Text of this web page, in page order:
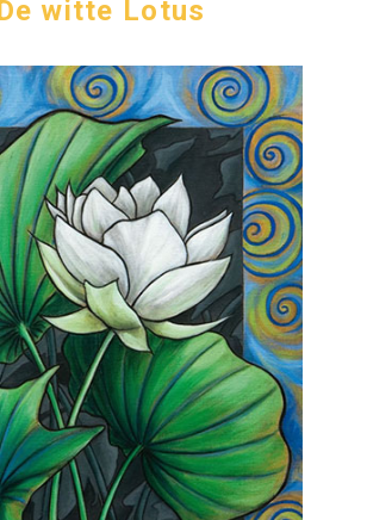
De witte Lotus